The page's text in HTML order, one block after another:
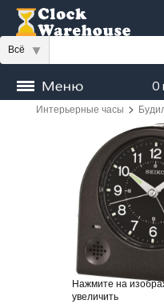
Всё
О
Seiko
Интерьерные часы >
Нажмите на
увеличить